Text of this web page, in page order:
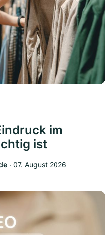
im
ist
‧ 07. August 2026